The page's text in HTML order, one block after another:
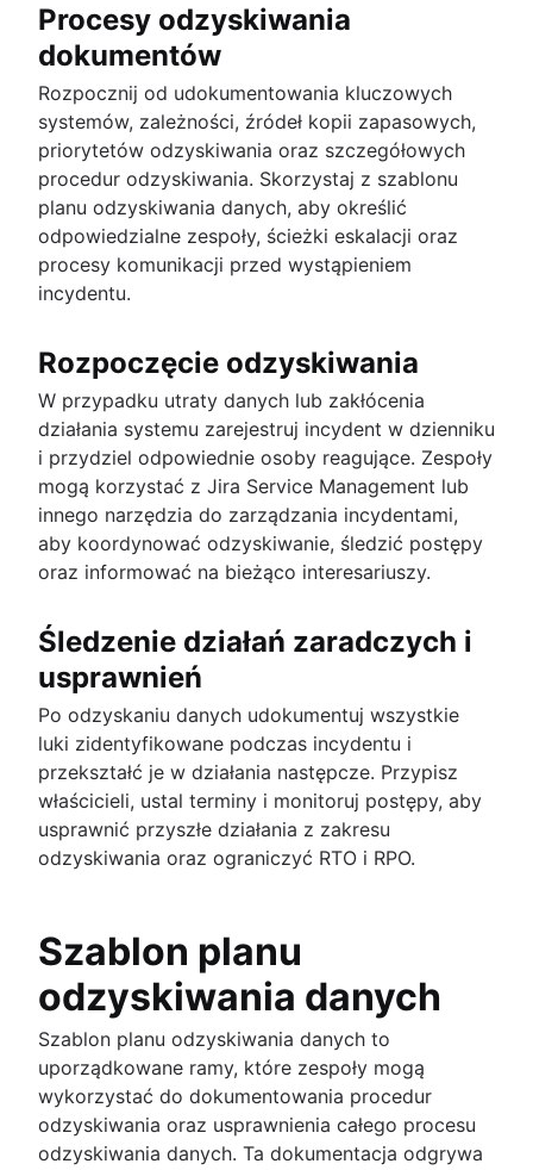
Procesy odzyskiwania
dokumentów
Rozpocznij od udokumentowania kluczowych
systemów, zależności, źródeł kopii zapasowych,
priorytetów odzyskiwania oraz szczegółowych
procedur odzyskiwania. Skorzystaj z szablonu
planu odzyskiwania danych, aby określić
odpowiedzialne zespoły, ścieżki eskalacji oraz
procesy komunikacji przed wystąpieniem
incydentu.
Rozpoczęcie odzyskiwania
W przypadku utraty danych lub zakłócenia
działania systemu zarejestruj incydent w dzienniku
i przydziel odpowiednie osoby reagujące. Zespoły
mogą korzystać z Jira Service Management lub
innego narzędzia do zarządzania incydentami,
aby koordynować odzyskiwanie, śledzić postępy
oraz informować na bieżąco interesariuszy.
Śledzenie działań zaradczych i
usprawnień
Po odzyskaniu danych udokumentuj wszystkie
luki zidentyfikowane podczas incydentu i
przekształć je w działania następcze. Przypisz
właścicieli, ustal terminy i monitoruj postępy, aby
usprawnić przyszłe działania z zakresu
odzyskiwania oraz ograniczyć RTO i RPO.
Szablon planu
odzyskiwania danych
Szablon planu odzyskiwania danych to
uporządkowane ramy, które zespoły mogą
wykorzystać do dokumentowania procedur
odzyskiwania oraz usprawnienia całego procesu
odzyskiwania danych. Ta dokumentacja odgrywa